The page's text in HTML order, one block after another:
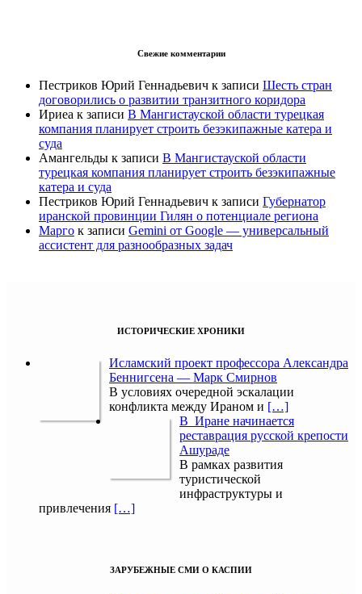
Свежие комментарии
Пестриков Юрий Геннадьевич к записи Шесть стран
договорились о развитии транзитного коридора
Ириеа к записи В Мангистауской области турецкая
компания планирует строить безэкипажные катера и
суда
Амангельды к записи В Мангистауской области
турецкая компания планирует строить безэкипажные
катера и суда
Пестриков Юрий Геннадьевич к записи Губернатор
иранской провинции Гилян о потенциале региона
Марго к записи Gemini от Google — универсальный
ассистент для разнообразных задач
ИСТОРИЧЕСКИЕ ХРОНИКИ
Исламский проект профессора Александра
Беннигсена — Марк Смирнов
В условиях очередной эскалации
конфликта между Ираном и […]
В Иране начинается
реставрация русской крепости
Ашураде
В рамках развития
туристической
инфраструктуры и
привлечения […]
ЗАРУБЕЖНЫЕ СМИ О КАСПИИ